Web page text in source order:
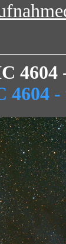
4604
4604